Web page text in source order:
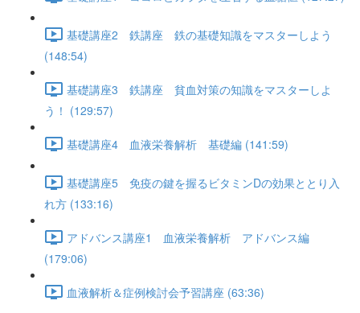
基礎講座2 鉄講座 鉄の基礎知識をマスターしよう
(148:54)
基礎講座3 鉄講座 貧血対策の知識をマスターしよ
う！ (129:57)
基礎講座4 血液栄養解析 基礎編 (141:59)
基礎講座5 免疫の鍵を握るビタミンDの効果ととり入
れ方 (133:16)
アドバンス講座1 血液栄養解析 アドバンス編
(179:06)
血液解析＆症例検討会予習講座 (63:36)